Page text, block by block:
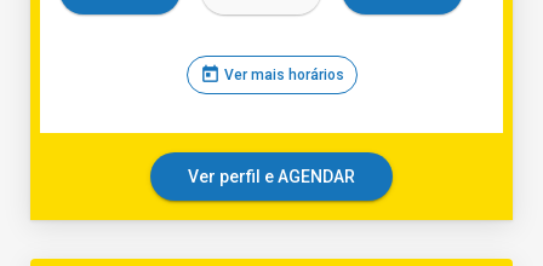
today Ver mais horários
Ver perfil e AGENDAR